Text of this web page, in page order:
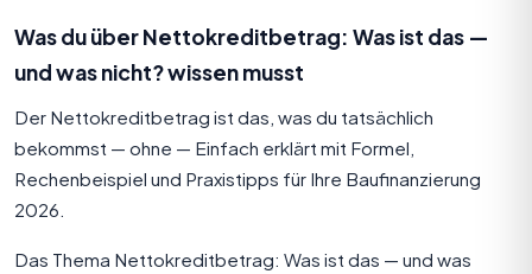
Was du über Nettokreditbetrag: Was ist das —
und was nicht? wissen musst
Der Nettokreditbetrag ist das, was du tatsächlich
bekommst — ohne — Einfach erklärt mit Formel,
Rechenbeispiel und Praxistipps für Ihre Baufinanzierung
2026.
Das Thema Nettokreditbetrag: Was ist das — und was